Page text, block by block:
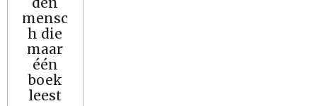
mensc
h die
maar
één
boek
leest